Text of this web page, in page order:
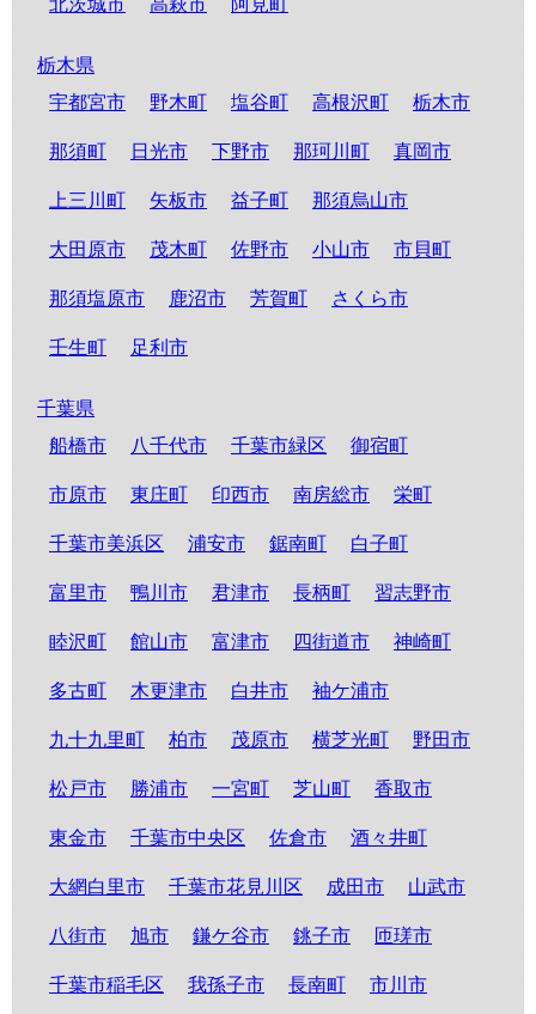
北茨城市 高萩市 阿見町
栃木県
宇都宮市
野木町 塩谷町 高根沢町 栃木市
那須町 日光市 下野市 那珂川町 真岡市
上三川町 矢板市 益子町 那須烏山市
大田原市 茂木町 佐野市 小山市 市貝町
那須塩原市 鹿沼市 芳賀町 さくら市
壬生町 足利市
千葉県
船橋市
八千代市 千葉市緑区 御宿町
市原市 東庄町 印西市 南房総市 栄町
千葉市美浜区 浦安市 鋸南町 白子町
富里市 鴨川市 君津市 長柄町 習志野市
睦沢町 館山市 富津市 四街道市 神崎町
多古町 木更津市 白井市 袖ケ浦市
九十九里町 柏市 茂原市 横芝光町 野田市
松戸市 勝浦市 一宮町 芝山町 香取市
東金市 千葉市中央区 佐倉市 酒々井町
大網白里市 千葉市花見川区 成田市 山武市
八街市 旭市 鎌ケ谷市 銚子市 匝瑳市
千葉市稲毛区 我孫子市 長南町 市川市